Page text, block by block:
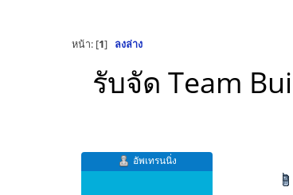
หน้า: [1] ลงล่าง
รับจัด Team
อัพเทรนนิ่ง